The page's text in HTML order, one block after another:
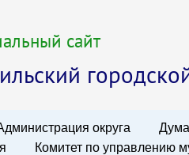
сайт
округа
Комитет по управлению